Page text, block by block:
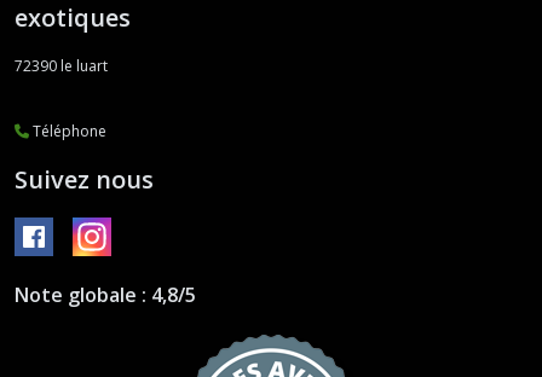
exotiques
72390 le luart
Téléphone
Suivez nous
Note globale : 4,8/5